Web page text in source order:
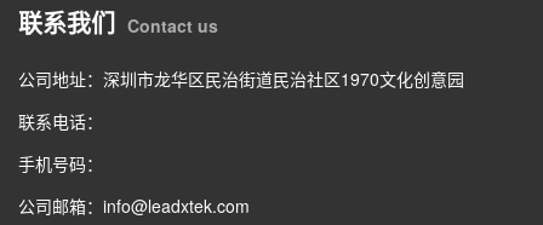
联系我们 Contact us
公司地址：深圳市龙华区民治街道民治社区1970文化创意园
联系电话：
手机号码：
公司邮箱：info@leadxtek.com